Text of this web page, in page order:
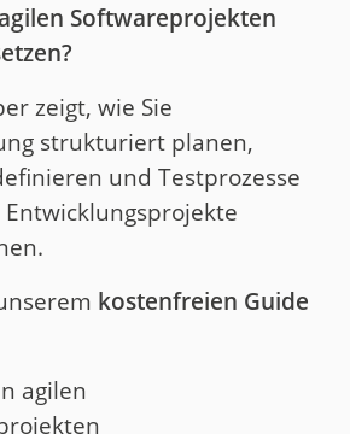
Softwareprojekten
zeigt, wie Sie
strukturiert planen,
und Testprozesse
kostenfreien Guide
agilen